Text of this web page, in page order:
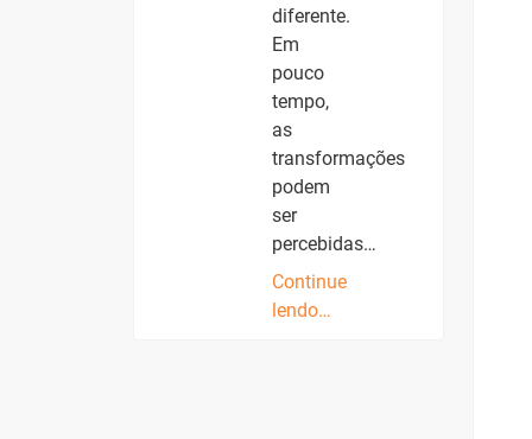
diferente.
Em
pouco
tempo,
as
transformações
podem
ser
percebidas…
Continue
lendo…